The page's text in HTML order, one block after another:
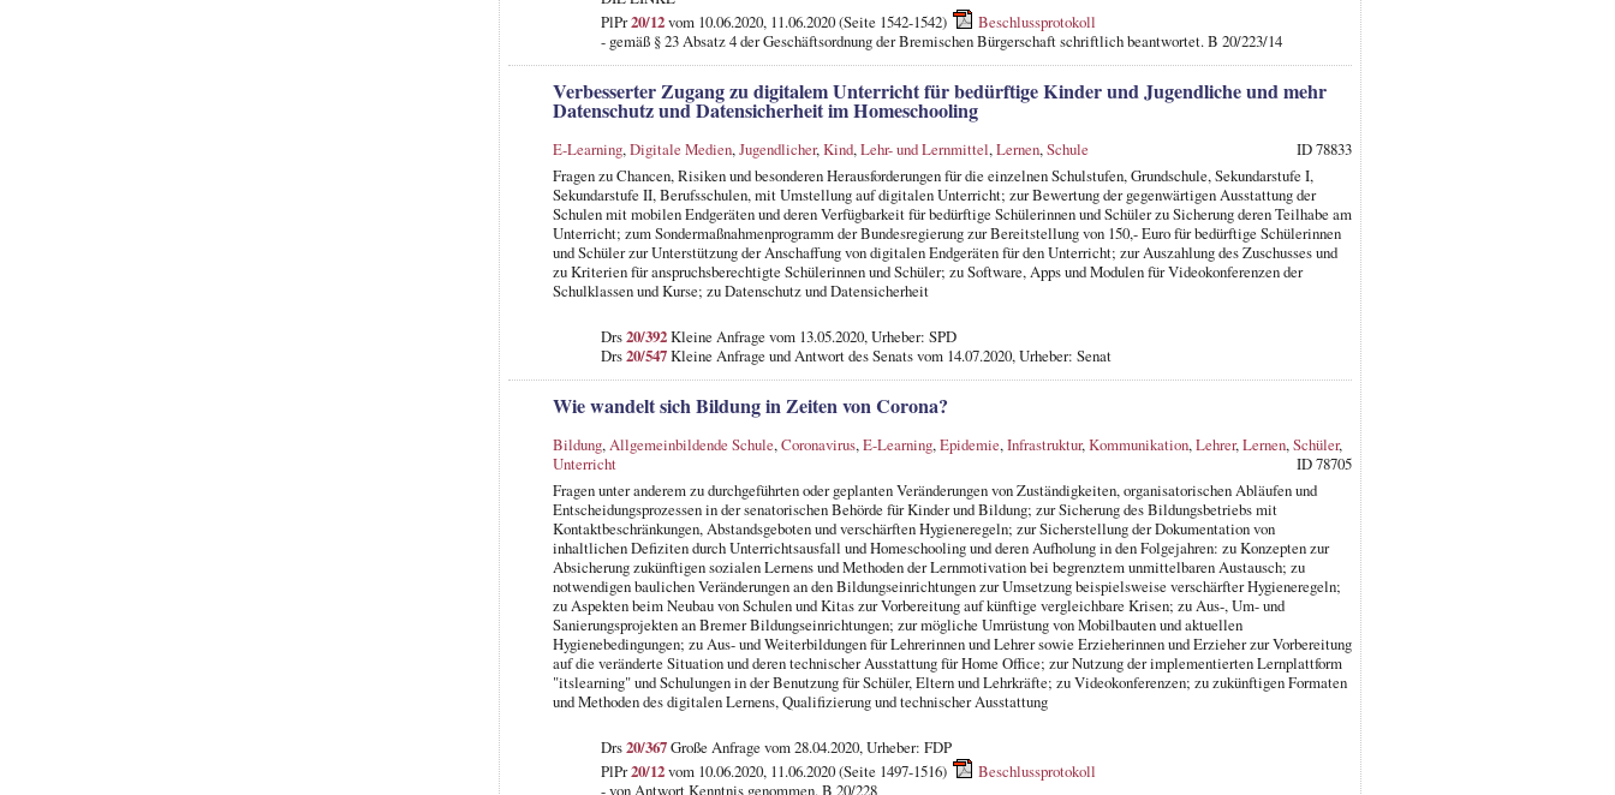
PlPr20/12vom 10.06.2020, 11.06.2020 (Seite 1542-1542)
Beschlussprotokoll
- gemäß § 23 Absatz 4 der Geschäftsordnung der Bremischen Bürgerschaft schriftlich beantwortet. B 20/223/14
Verbesserter Zugang zu digitalem Unterricht für bedürftige Kinder und Jugendliche und mehr
Datenschutz und Datensicherheit im Homeschooling
E-Learning,Digitale Medien,Jugendlicher,Kind,Lehr- und Lernmittel,Lernen,Schule
ID 78833
Fragen zu Chancen, Risiken und besonderen Herausforderungen für die einzelnen Schulstufen, Grundschule, Sekundarstufe I,
Sekundarstufe II, Berufsschulen, mit Umstellung auf digitalen Unterricht; zur Bewertung der gegenwärtigen Ausstattung der
Schulen mit mobilen Endgeräten und deren Verfügbarkeit für bedürftige Schülerinnen und Schüler zu Sicherung deren Teilhabe am
Unterricht; zum Sondermaßnahmenprogramm der Bundesregierung zur Bereitstellung von 150,- Euro für bedürftige Schülerinnen
und Schüler zur Unterstützung der Anschaffung von digitalen Endgeräten für den Unterricht; zur Auszahlung des Zuschusses und
zu Kriterien für anspruchsberechtigte Schülerinnen und Schüler; zu Software, Apps und Modulen für Videokonferenzen der
Schulklassen und Kurse; zu Datenschutz und Datensicherheit
Drs20/392Kleine Anfrage vom 13.05.2020, Urheber: SPD
Drs20/547Kleine Anfrage und Antwort des Senats vom 14.07.2020, Urheber: Senat
Wie wandelt sich Bildung in Zeiten von Corona?
Bildung,Allgemeinbildende Schule,Coronavirus,E-Learning,Epidemie,Infrastruktur,Kommunikation,Lehrer,Lernen,Schüler,
Unterricht
ID 78705
Fragen unter anderem zu durchgeführten oder geplanten Veränderungen von Zuständigkeiten, organisatorischen Abläufen und
Entscheidungsprozessen in der senatorischen Behörde für Kinder und Bildung; zur Sicherung des Bildungsbetriebs mit
Kontaktbeschränkungen, Abstandsgeboten und verschärften Hygieneregeln; zur Sicherstellung der Dokumentation von
inhaltlichen Defiziten durch Unterrichtsausfall und Homeschooling und deren Aufholung in den Folgejahren: zu Konzepten zur
Absicherung zukünftigen sozialen Lernens und Methoden der Lernmotivation bei begrenztem unmittelbaren Austausch; zu
notwendigen baulichen Veränderungen an den Bildungseinrichtungen zur Umsetzung beispielsweise verschärfter Hygieneregeln;
zu Aspekten beim Neubau von Schulen und Kitas zur Vorbereitung auf künftige vergleichbare Krisen; zu Aus-, Um- und
Sanierungsprojekten an Bremer Bildungseinrichtungen; zur mögliche Umrüstung von Mobilbauten und aktuellen
Hygienebedingungen; zu Aus- und Weiterbildungen für Lehrerinnen und Lehrer sowie Erzieherinnen und Erzieher zur Vorbereitung
auf die veränderte Situation und deren technischer Ausstattung für Home Office; zur Nutzung der implementierten Lernplattform
"itslearning" und Schulungen in der Benutzung für Schüler, Eltern und Lehrkräfte; zu Videokonferenzen; zu zukünftigen Formaten
und Methoden des digitalen Lernens, Qualifizierung und technischer Ausstattung
Drs20/367Große Anfrage vom 28.04.2020, Urheber: FDP
PlPr20/12vom 10.06.2020, 11.06.2020 (Seite 1497-1516)
Beschlussprotokoll
- von Antwort Kenntnis genommen. B 20/228